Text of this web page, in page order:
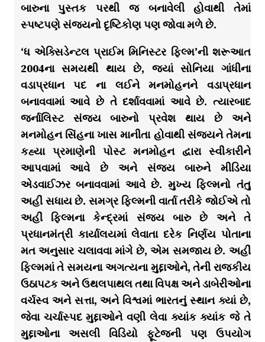
બારુના પુસ્તક પરથી જ બનાવેલી હોવાથી તેમાં
સ્પષ્ટપણે સંજ્યનો દૃષ્ટિકોણ પણ જોવા મળે છે.
‘ધ એક્સિડેન્ટલ પ્રાઈમ મિનિસ્ટર ફિલ્મ’ની શરૂઆત
2004ના સમયથી થાય છે, જ્યાં સોનિયા ગાંધીના
વડાપ્રધાન પદ ના લઈને મનમોહનને વડાપ્રધાન
બનાવવામાં આવે છે તે દર્શાવવામાં આવે છે. ત્યારબાદ
જર્નાલિસ્ટ સંજય બારુનો પ્રવેશ થાય છે અને
મનમોહન સિંહના ખાસ માનીતા હોવાથી સંજયને તેમના
કહ્યા પ્રમાણેની પોસ્ટ મનમોહન દ્વારા સ્વીકારીને
આપવામાં આવે છે અને સંજય બારુને મીડિયા
એડવાઈઝર બનાવવામાં આવે છે. મુખ્ય ફિલ્મનો તંતુ
અહીં સધાય છે. સમગ્ર ફિલ્મની વાર્તા તરીકે જોઈએ તો
અહીં ફિલ્મના કેન્દ્રમાં સંજય બારુ છે અને તે
પ્રધાનમંત્રી કાર્યાલયમાં લેવાતા દરેક નિર્ણય પોતાના
મત અનુસાર ચલાવવા માંગે છે, એમ સમજાય છે. અહીં
ફિલ્મમાં તે સમયના અગત્યના મુદ્દાઓને, તેની રાજકીય
ઉઠાપટક અને ઉથલપાથલ તથા વિપક્ષ અને ડાબેરીઓના
વર્ચસ્વ અને સત્તા, અને વિશ્વમાં ભારતનું સ્થાન ક્યાં છે,
જેવા ચર્ચાસ્પદ મુદ્દાઓને વણી લેવા ક્યાંક ક્યાંક જે તે
મુદ્દાઓના અસલી વિડિયો ફૂટેજની પણ ઉપયોગ